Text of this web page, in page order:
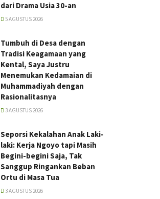
dari Drama Usia 30-an
5 AGUSTUS 2026
Tumbuh di Desa dengan
Tradisi Keagamaan yang
Kental, Saya Justru
Menemukan Kedamaian di
Muhammadiyah dengan
Rasionalitasnya
3 AGUSTUS 2026
Seporsi Kekalahan Anak Laki-
laki: Kerja Ngoyo tapi Masih
Begini-begini Saja, Tak
Sanggup Ringankan Beban
Ortu di Masa Tua
3 AGUSTUS 2026